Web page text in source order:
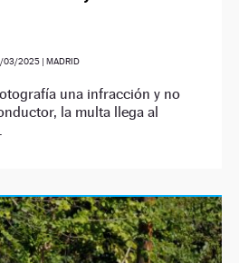
03/2025| MADRID
una infracción y no
la multa llega al